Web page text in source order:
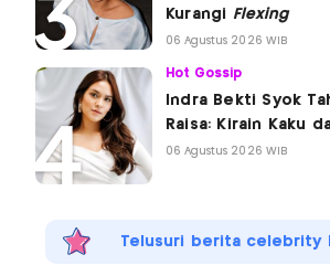
Kurangi Flexing
06 Agustus 2026 WIB
Hot Gossip
Indra Bekti Syok
Raisa: Kirain Kaku
06 Agustus 2026 WIB
Telusuri berita celebrity